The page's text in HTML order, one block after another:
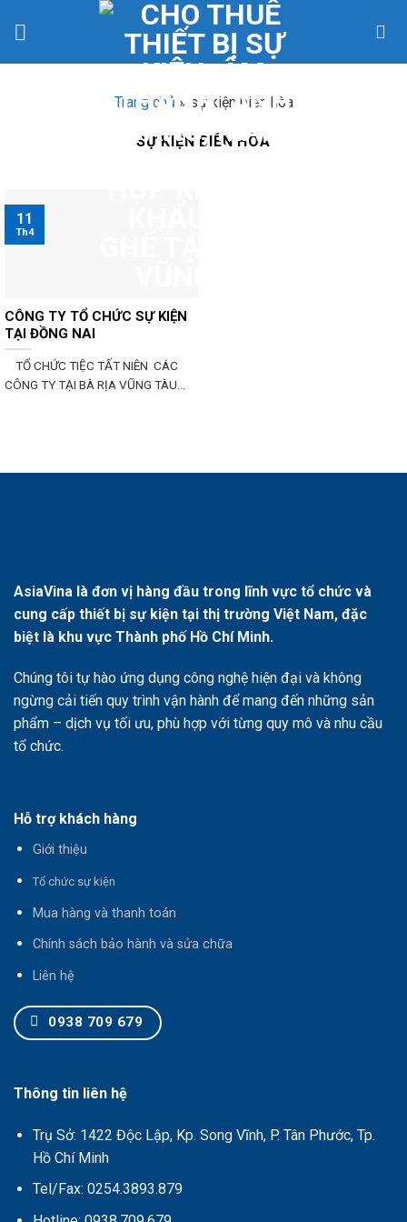
Trang chủ » sự kiện biên hòa
SỰ KIỆN BIÊN HÒA
CÔNG TY TỔ CHỨC SỰ KIỆN
TẠI ĐỒNG NAI
TỔ CHỨC TIỆC TẤT NIÊN CÁC
CÔNG TY TẠI BÀ RỊA VŨNG TÀU...
11
Th4
AsiaVina là đơn vị hàng đầu trong lĩnh vực tổ chức và
cung cấp thiết bị sự kiện tại thị trường Việt Nam, đặc
biệt là khu vực Thành phố Hồ Chí Minh.
Chúng tôi tự hào ứng dụng công nghệ hiện đại và không
ngừng cải tiến quy trình vận hành để mang đến những sản
phẩm – dịch vụ tối ưu, phù hợp với từng quy mô và nhu cầu
tổ chức.
Hỗ trợ khách hàng
Giới thiệu
Tổ chức sự kiện
Mua hàng và thanh toán
Chính sách bảo hành và sửa chữa
Liên hệ
0938 709 679
Thông tin liên hệ
Trụ Sở: 1422 Độc Lập, Kp. Song Vĩnh, P. Tân Phước, Tp.
Hồ Chí Minh
Tel/Fax: 0254.3893.879